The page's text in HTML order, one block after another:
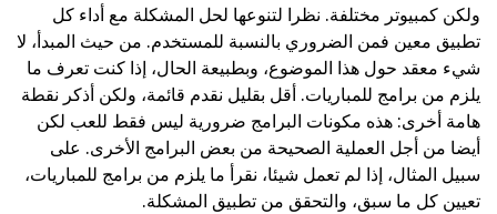
ولكن كمبيوتر مختلفة. نظرا لتنوعها لحل المشكلة مع أداء كل
تطبيق معين فمن الضروري بالنسبة للمستخدم. من حيث المبدأ، لا
شيء معقد حول هذا الموضوع، وبطبيعة الحال، إذا كنت تعرف ما
يلزم من برامج للمباريات. أقل بقليل نقدم قائمة، ولكن أذكر نقطة
هامة أخرى: هذه مكونات البرامج ضرورية ليس فقط للعب لكن
أيضا من أجل العملية الصحيحة من بعض البرامج الأخرى. على
سبيل المثال، إذا لم تعمل شيئا، نقرأ ما يلزم من برامج للمباريات،
تعيين كل ما سبق، والتحقق من تطبيق المشكلة.